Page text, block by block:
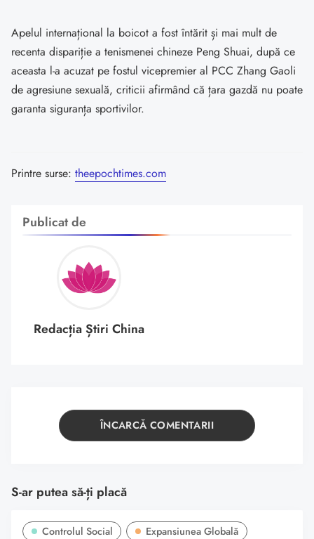
Apelul internațional la boicot a fost întărit și mai mult de
recenta dispariție a tenismenei chineze Peng Shuai, după ce
aceasta l-a acuzat pe fostul vicepremier al PCC Zhang Gaoli
de agresiune sexuală, criticii afirmând că țara gazdă nu poate
garanta siguranța sportivilor.
Printre surse: theepochtimes.com
Publicat de
Redacția Știri China
ÎNCARCĂ COMENTARII
S-ar putea să-ți placă
Controlul Social
Expansiunea Globală